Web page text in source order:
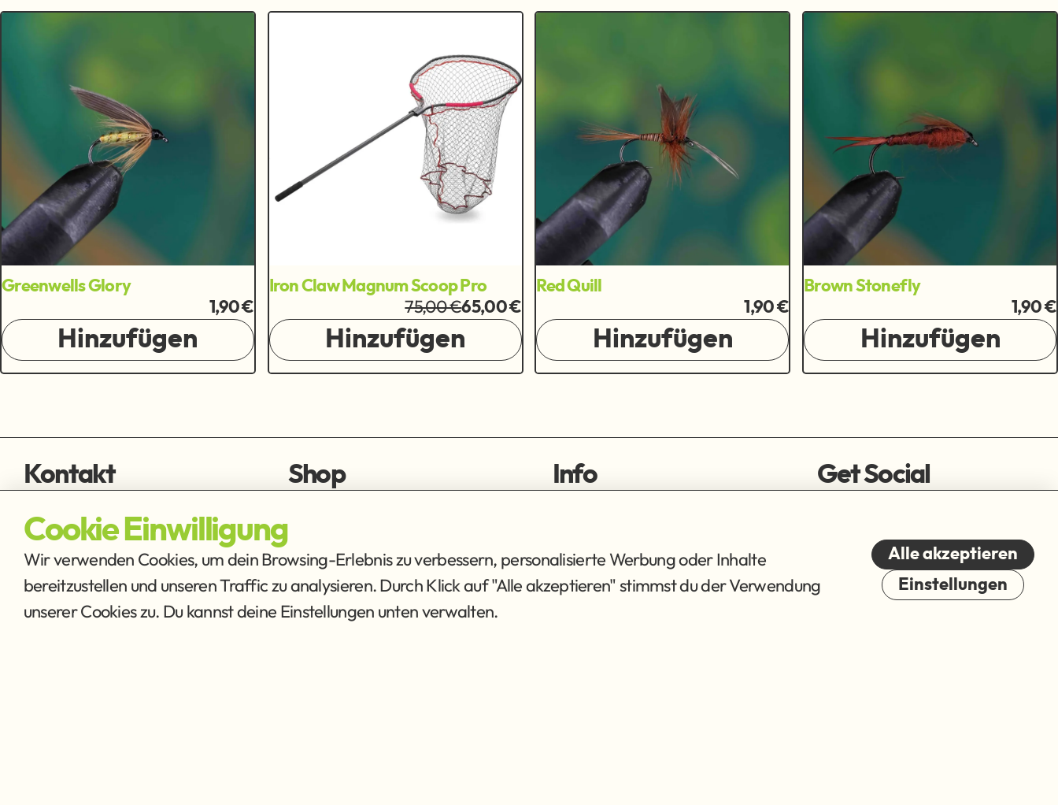
Greenwells Glory
1,90 €
Hinzufügen
Iron Claw Magnum Scoop Pro
75,00 €65,00 €
Hinzufügen
Red Quill
1,90 €
Hinzufügen
Brown Stonefly
1,90 €
Hinzufügen
Kontakt
fischen@ffmh.at
Shop
Ausrüstung
Info
AGB
Get Social
Cookies
Cookie Einwilligung
Wir verwenden Cookies, um dein Browsing-Erlebnis zu verbessern, personalisierte Werbung oder Inhalte
bereitzustellen und unseren Traffic zu analysieren. Durch Klick auf "Alle akzeptieren" stimmst du der Verwendung
unserer Cookies zu. Du kannst deine Einstellungen unten verwalten.
Alle akzeptieren
Einstellungen